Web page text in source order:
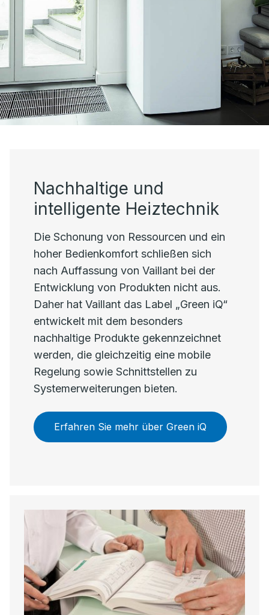
Nachhaltige und
intelligente Heiztechnik
Die Schonung von Ressourcen und ein
hoher Bedienkomfort schließen sich
nach Auffassung von Vaillant bei der
Entwicklung von Produkten nicht aus.
Daher hat Vaillant das Label „Green iQ“
entwickelt mit dem besonders
nachhaltige Produkte gekennzeichnet
werden, die gleichzeitig eine mobile
Regelung sowie Schnittstellen zu
Systemerweiterungen bieten.
Erfahren Sie mehr über Green iQ